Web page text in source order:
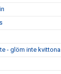
- glöm inte kvittona